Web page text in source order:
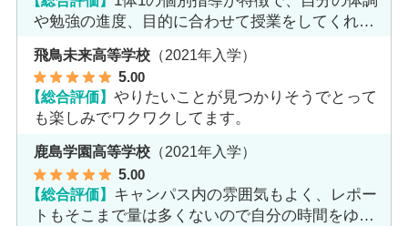
や勉強の進度、目的に合わせて授業をしてくれま
飛鳥未来高等学校 （2021年入学）
5.00
【総合評価】やりたいことが見つかりそうでとって
も楽しみでワクワクしてます。
鹿島学園高等学校 （2021年入学）
5.00
【総合評価】 キャンパス内の雰囲気もよく、レポー
トもそこまで量は多くないので自分の時間をゆっ